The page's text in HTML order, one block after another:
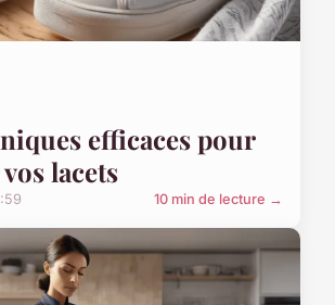
efficaces pour
lacets
10 min de lecture →